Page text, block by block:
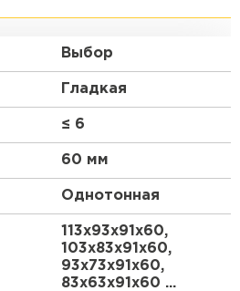
Выбор
Гладкая
≤ 6
60 мм
Однотонная
113х93х91х60,
103х83х91х60,
93х73х91х60,
83х63х91х60 ...